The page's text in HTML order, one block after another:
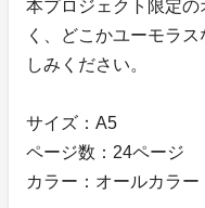
本プロジェクト限定
く、どこかユーモラ
しみください。
サイズ：A5
ページ数：24ページ
カラー：オールカラー